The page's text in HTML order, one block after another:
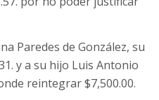
Paredes de González, su
y a su hijo Luis Antonio
reintegrar $7,500.00.